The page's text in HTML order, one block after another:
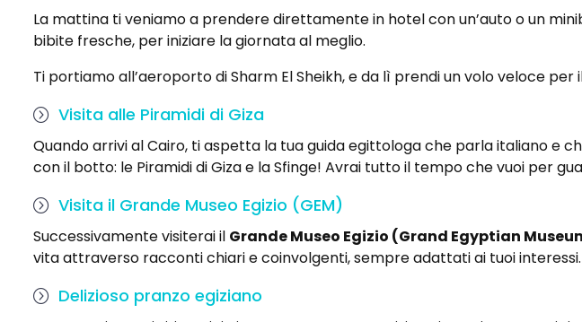
La mattina ti veniamo a prendere direttamente in hotel con un’auto o un
bibite fresche, per iniziare la giornata al meglio.
Ti portiamo all’aeroporto di Sharm El Sheikh, e da lì prendi un volo veloce
Visita alle Piramidi di Giza
Quando arrivi al Cairo, ti aspetta la tua guida egittologa che parla italiano e
con il botto: le Piramidi di Giza e la Sfinge! Avrai tutto il tempo che vuoi per
Visita il Grande Museo Egizio (GEM)
Successivamente visiterai il Grande Museo Egizio (Grand Egyptian
vita attraverso racconti chiari e coinvolgenti, sempre adattati ai tuoi interessi.
Delizioso pranzo egiziano